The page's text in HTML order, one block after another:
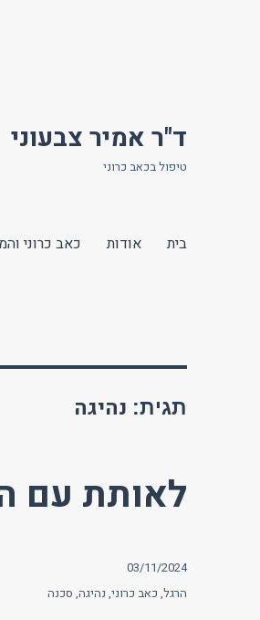
ד"ר אמיר צבעוני
טיפול בכאב כרוני
בית אודות כאב כרוני
תגית: נהיגה
לאותת עם
פורסם
בתאריך
03/11/2024
תגיות
הרגל, כאב כרוני, נהיגה, סכנה